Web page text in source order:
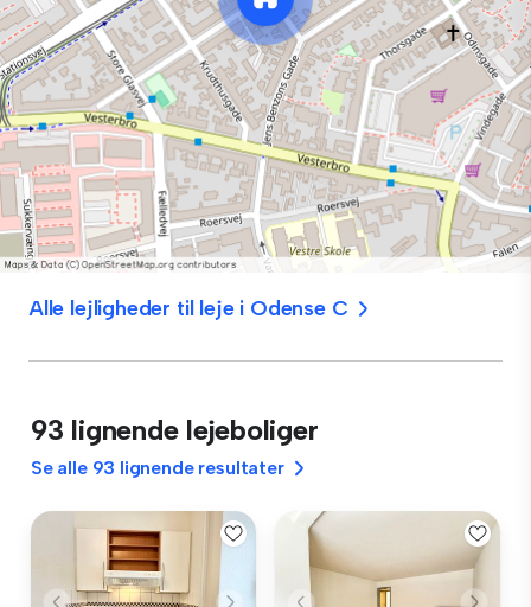
Alle lejligheder til leje i Odense C
93 lignende lejeboliger
Se alle 93 lignende resultater